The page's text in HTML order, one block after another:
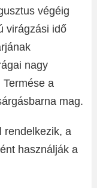
végéig
virágzási idő
nagy
a
mag.
rendelkezik, a
használják a